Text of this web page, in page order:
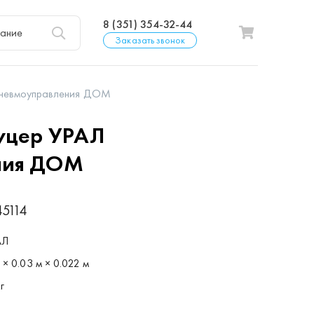
8 (351) 354-32-44
Заказать звонок
ДОМ
УРАЛ
ДОМ
× 0.03 м × 0.022 м